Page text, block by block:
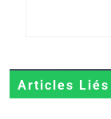
Articles Liés
7